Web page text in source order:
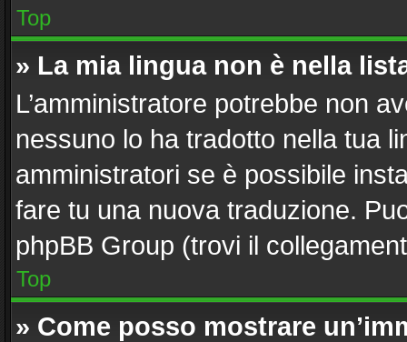
Top
» La mia lingua non è nella
L’amministratore potrebbe non
nessuno lo ha tradotto nella tua
amministratori se è possibile
fare tu una nuova traduzione.
phpBB Group (trovi il
Top
» Come posso mostrare